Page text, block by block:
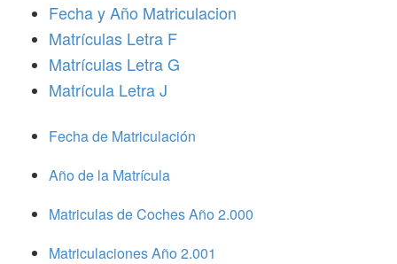
Fecha y Año Matriculacion
Matrículas Letra F
Matrículas Letra G
Matrícula Letra J
Fecha de Matriculación
Año de la Matrícula
Matriculas de Coches Año 2.000
Matriculaciones Año 2.001